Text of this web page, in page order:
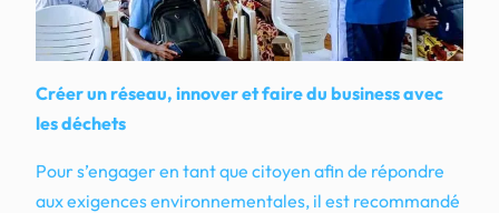
Créer un réseau, innover et faire du business avec
les déchets
Pour s’engager en tant que citoyen afin de répondre
aux exigences environnementales, il est recommandé